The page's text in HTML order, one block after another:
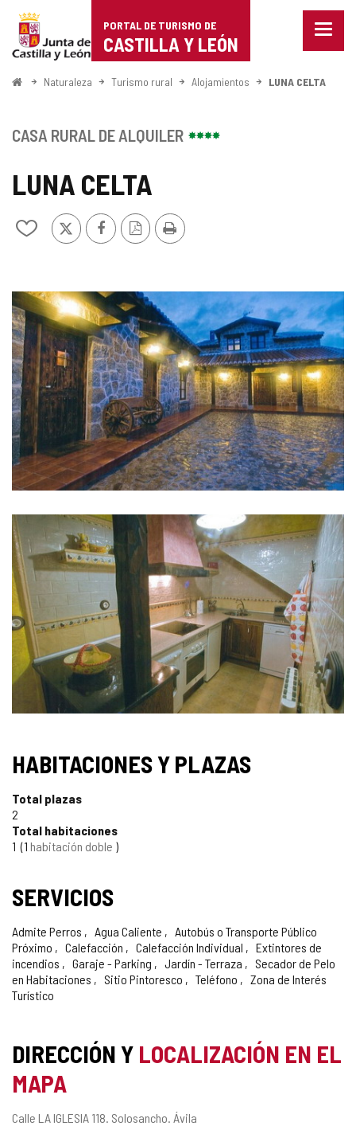
Portal
de
Turismo
Castilla
León
PORTAL DE TURISMO DE
CASTILLA Y LEÓN
Menu
InicioNaturaleza Turismo rural Alojamientos LUNA CELTA
LUNA CELTA
Añadir/quitar
X FacebookVersión
PDF
Imprimir
GALERÍA
DE
IMÁGENES
CASA RURAL DE ALQUILER
HABITACIONES Y PLAZAS
Total plazas
2
Total habitaciones
1
1 habitación doble
SERVICIOS
Admite Perros Agua Caliente
Autobús o Transporte Público
Próximo
Calefacción Calefacción Individual
Extintores de
incendios
Garaje - Parking Jardín - Terraza
Secador de Pelo
en Habitaciones
Sitio Pintoresco Teléfono
Zona de Interés
Turístico
DIRECCIÓN Y LOCALIZACIÓN EN EL
MAPA
Dirección
Calle LA IGLESIA 118. Solosancho. Ávila